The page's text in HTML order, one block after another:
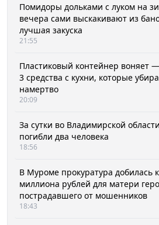
Помидоры дольками с луком на
вечера сами выскакивают из
лучшая закуска
21:55
Пластиковый контейнер воняет
3 средства с кухни, которые
намертво
20:09
За сутки во Владимирской
погибли два человека
18:56
В Муроме прокуратура добилась
миллиона рублей для матери
пострадавшего от мошенников
18:43